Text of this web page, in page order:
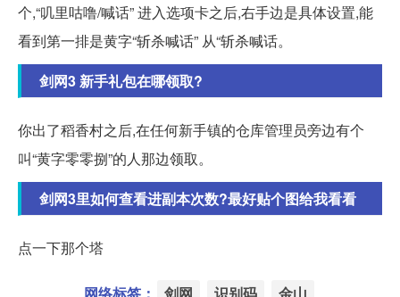
个,“叽里咕噜/喊话” 进入选项卡之后,右手边是具体设置,能
看到第一排是黄字“斩杀喊话” 从“斩杀喊话。
剑网3 新手礼包在哪领取?
你出了稻香村之后,在任何新手镇的仓库管理员旁边有个
叫“黄字零零捌”的人那边领取。
剑网3里如何查看进副本次数?最好贴个图给我看看
点一下那个塔
网络标签： 剑网 识别码 金山